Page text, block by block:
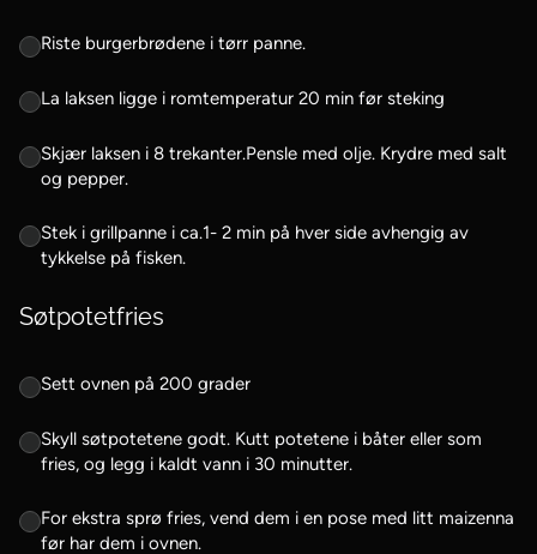
Riste burgerbrødene i tørr panne.
La laksen ligge i romtemperatur 20 min før steking
Skjær laksen i 8 trekanter.Pensle med olje. Krydre med salt
og pepper.
Stek i grillpanne i ca.1- 2 min på hver side avhengig av
tykkelse på fisken.
Søtpotetfries
Sett ovnen på 200 grader
Skyll søtpotetene godt. Kutt potetene i båter eller som
fries, og legg i kaldt vann i 30 minutter.
For ekstra sprø fries, vend dem i en pose med litt maizenna
før har dem i ovnen.